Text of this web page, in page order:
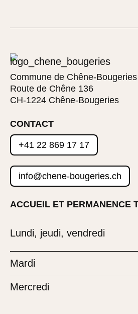
Commune de Chêne-Bougeries
Route de Chêne 136
CH-1224 Chêne-Bougeries
CONTACT
+41 22 869 17 17
info@chene-bougeries.ch
ACCUEIL ET PERMANENCE
Lundi, jeudi, vendredi
Mardi
Mercredi